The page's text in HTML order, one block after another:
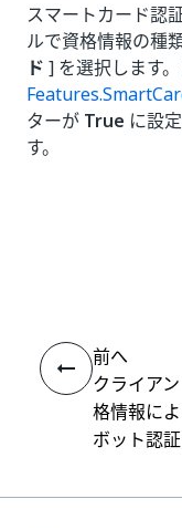
スマートカード認
ルで資格情報の種
ド ] を選択します
ターが True に設
す。
前へ
クライア
格情報に
ボット認証